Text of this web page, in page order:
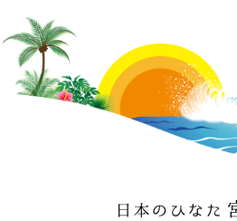
日本のひなた 宮崎県